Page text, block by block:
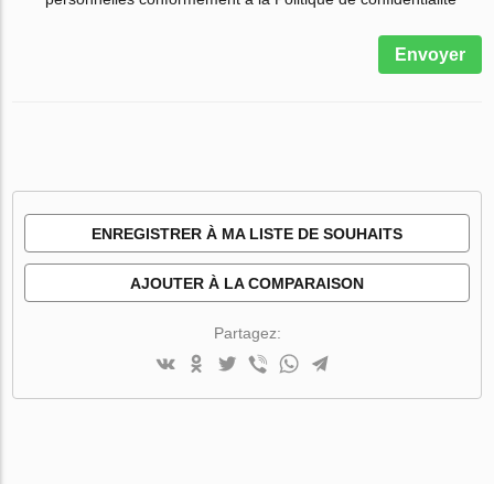
Envoyer
ENREGISTRER À MA LISTE DE SOUHAITS
AJOUTER À LA COMPARAISON
Partagez: